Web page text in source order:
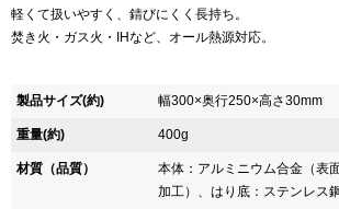
軽くて扱いやすく、錆びにくく長持ち。
焚き火・ガス火・IHなど、オール熱源対応。
製品サイズ(約) 幅300×奥行250×高さ30mm
重量(約) 400g
材質（品質）
本体：アルミニウム合金（表
加工）、はり底：ステンレス